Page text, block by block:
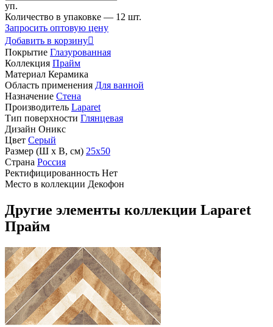
уп.
Количество в упаковке — 12 шт.
Запросить оптовую цену
Добавить в корзину
Покрытие Глазурованная
Коллекция Прайм
Материал Керамика
Область применения Для ванной
Назначение Стена
Производитель Laparet
Тип поверхности Глянцевая
Дизайн Оникс
Цвет Серый
Размер (Ш х В, см) 25х50
Страна Россия
Ректифицированность Нет
Место в коллекции Декофон
Другие элементы коллекции Laparet
Прайм